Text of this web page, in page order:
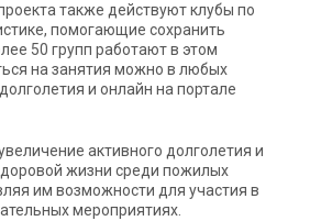
также действуют клубы по
помогающие сохранить
50 групп работают в этом
на занятия можно в любых
и онлайн на портале
активного долголетия и
жизни среди пожилых
им возможности для участия в
мероприятиях.